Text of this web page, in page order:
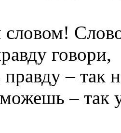
говори,
– так
– так